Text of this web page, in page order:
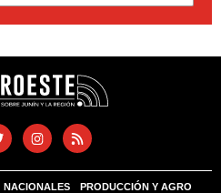
NACIONALES PRODUCCIÓN Y AGRO